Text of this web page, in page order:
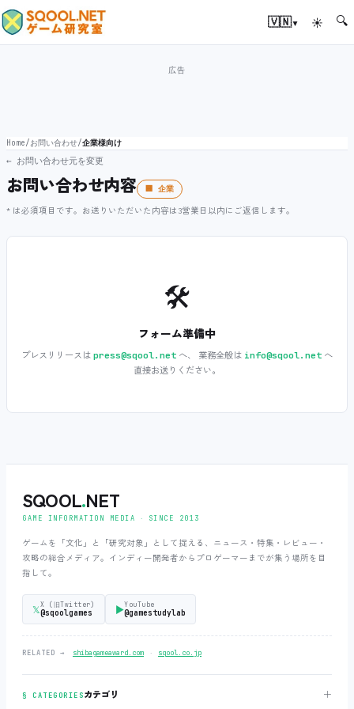
🇻🇳▾ ☀ 🔍
Home/お問い合わせ/企業様向け
← お問い合わせ元を変更
お問い合わせ内容 🏢 企業
* は必須項目です。お送りいただいた内容は3営業日以内にご返信します。
🛠️
フォーム準備中
プレスリリースは press@sqool.net へ、 業務全般は info@sqool.net へ
直接お送りください。
SQOOL.NET
GAME INFORMATION MEDIA ‧ SINCE 2013
ゲームを「文化」と「研究対象」として捉える、ニュース・特集・レビュー・
攻略の総合メディア。インディー開発者からプロゲーマーまでが集う場所を目
指して。
𝕏X (旧Twitter)
@sqoolgames ▶YouTube
@gamestudylab
RELATED → shibagameaward.com ‧ sqool.co.jp
§ CATEGORIESカテゴリ ＋